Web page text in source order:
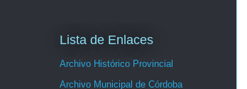
Lista de Enlaces
Archivo Histórico Provincial
Archivo Municipal de Córdoba